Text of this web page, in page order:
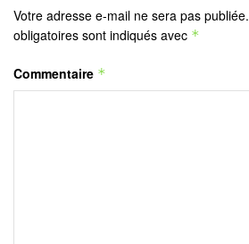
Votre adresse e-mail ne sera pas publiée.
obligatoires sont indiqués avec *
Commentaire *